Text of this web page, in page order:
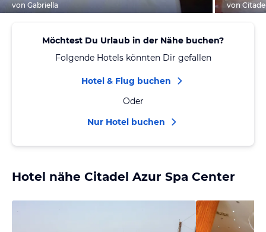
von Gabriella von
Möchtest Du Urlaub in der Nähe buchen?
Folgende Hotels könnten Dir gefallen
Hotel & Flug buchen
Oder
Nur Hotel buchen
Hotel nähe Citadel Azur Spa Center